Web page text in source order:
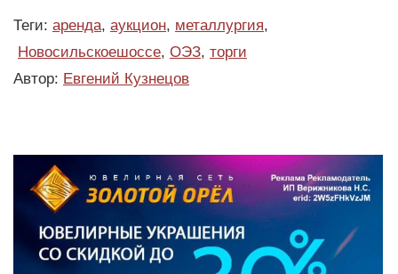
Теги: аренда, аукцион, металлургия,
Новосильскоешоссе, ОЭЗ, торги
Автор: Евгений Кузнецов